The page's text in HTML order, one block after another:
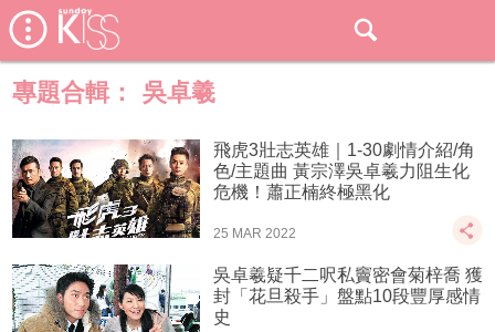
專題合輯： 吳卓羲
飛虎3壯志英雄｜1-30劇情介紹/角
色/主題曲 黃宗澤吳卓羲力阻生化
危機！蕭正楠終極黑化
25 MAR 2022
吳卓羲疑千二呎私竇密會菊梓喬 獲
封「花旦殺手」盤點10段豐厚感情
史